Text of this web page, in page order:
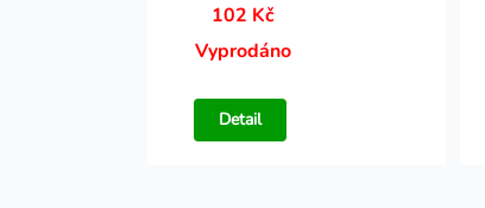
102 Kč
Vyprodáno
Detail